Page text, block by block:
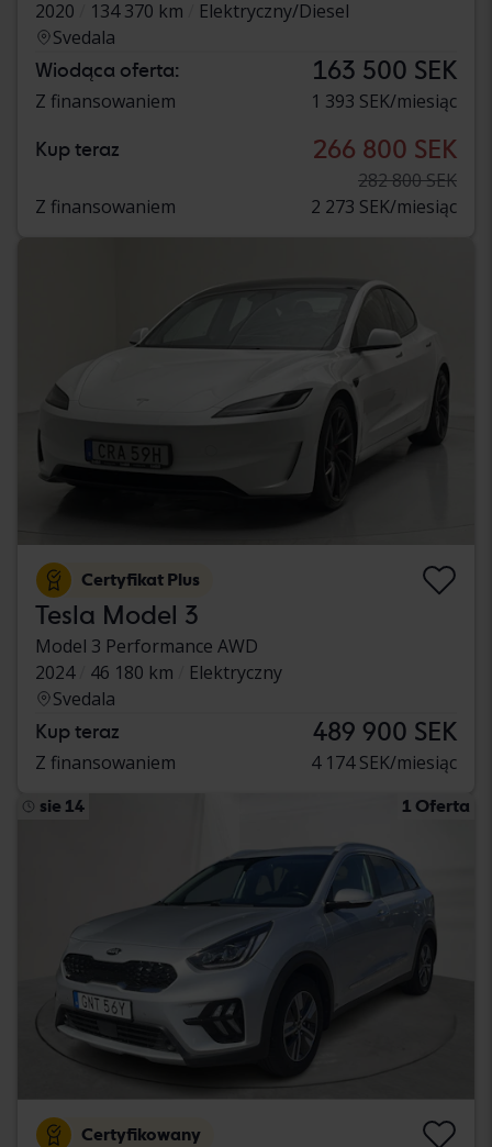
2020
134 370 km
Elektryczny/Diesel
Svedala
Wiodąca oferta: 163 500 SEK
Z finansowaniem 1 393 SEK/miesiąc
Kup teraz 266 800 SEK
282 800 SEK
Z finansowaniem
2 273 SEK/miesiąc
Certyfikat Plus
Tesla Model 3
Model 3 Performance AWD
2024
46 180 km
Elektryczny
Svedala
Kup teraz 489 900 SEK
Z finansowaniem 4 174 SEK/miesiąc
sie 14 1 Oferta
Certyfikowany